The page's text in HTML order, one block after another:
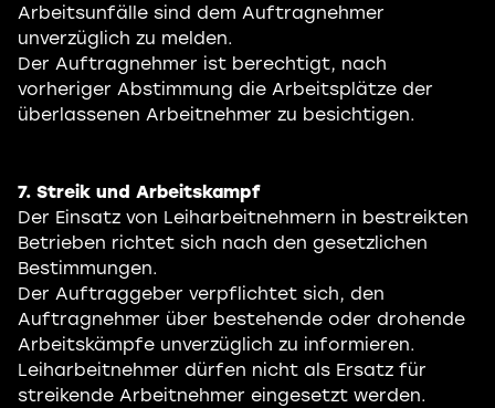
Arbeitsunfälle sind dem Auftragnehmer
unverzüglich zu melden.
Der Auftragnehmer ist berechtigt, nach
vorheriger Abstimmung die Arbeitsplätze der
überlassenen Arbeitnehmer zu besichtigen.
7. Streik und Arbeitskampf
Der Einsatz von Leiharbeitnehmern in bestreikten
Betrieben richtet sich nach den gesetzlichen
Bestimmungen.
Der Auftraggeber verpflichtet sich, den
Auftragnehmer über bestehende oder drohende
Arbeitskämpfe unverzüglich zu informieren.
Leiharbeitnehmer dürfen nicht als Ersatz für
streikende Arbeitnehmer eingesetzt werden.